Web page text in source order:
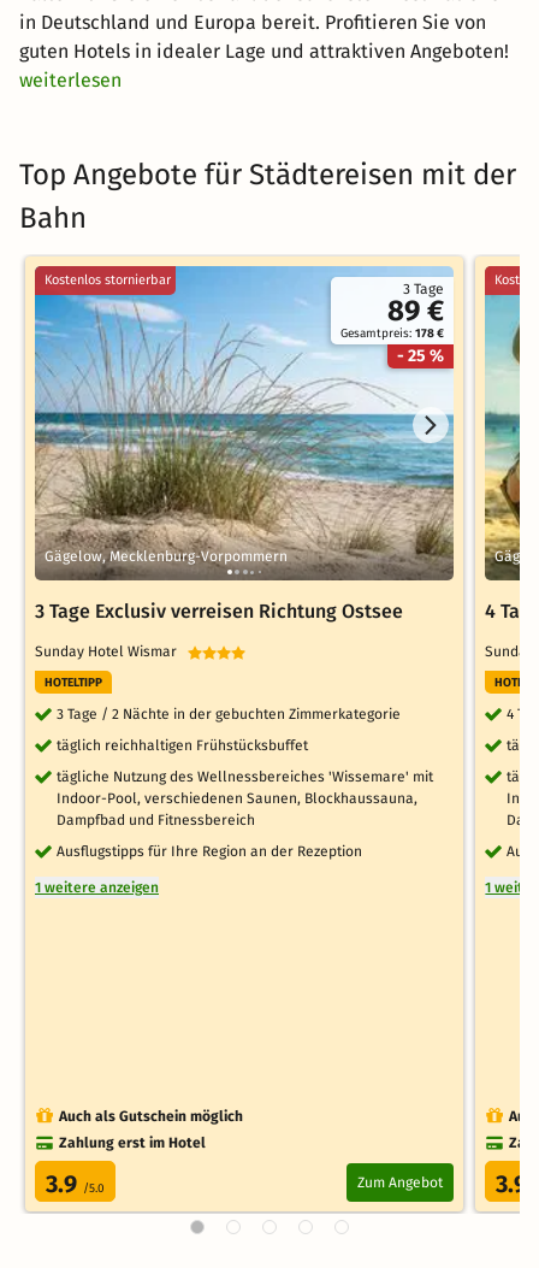
in Deutschland und Europa bereit. Profitieren Sie von
guten Hotels in idealer Lage und attraktiven Angeboten!
weiterlesen
Top Angebote für Städtereisen mit der
Bahn
3 Tage
89 €
Gesamtpreis:178 €
- 25 %
Kostenlos stornierbar
Gägelow, Mecklenburg-Vorpommern
3 Tage Exclusiv verreisen Richtung Ostsee
Sunday Hotel Wismar
HOTELTIPP
3 Tage / 2 Nächte in der gebuchten Zimmerkategorie
täglich reichhaltigen Frühstücksbuffet
tägliche Nutzung des Wellnessbereiches 'Wissemare' mit
Indoor-Pool, verschiedenen Saunen, Blockhaussauna,
Dampfbad und Fitnessbereich
Ausflugstipps für Ihre Region an der Rezeption
1 weitere anzeigen
Auch als Gutschein möglich
Zahlung erst im Hotel
3.9 /5.0 Zum Angebot
4
4
1
3.9